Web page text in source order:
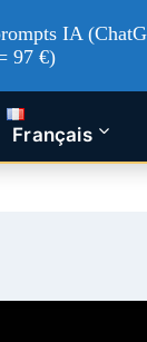
Français
IA
97 €)